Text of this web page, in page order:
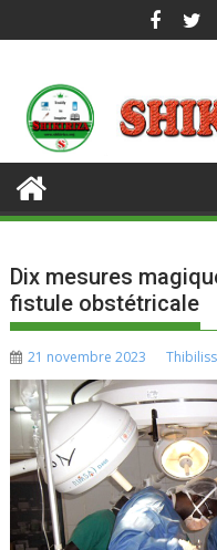
to
Dix mesures
fistule obstétricale
21 novembre 2023